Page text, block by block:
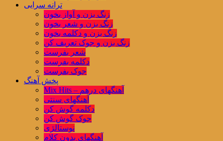
ترانه سرایی
زنگ بزن و آواز بخون
زنگ بزن و شعر بخون
زنگ بزن و دکلمه بخون
زنگ بزن و جوک تعریف کن
شعر بفرست
دکلمه بفرست
جوک بفرست
پخش آهنگ
Mix Hits – آهنگهای درهم
آهنگهای سنتی
دکلمه گوش کن
جوک گوش کن
نوستالژی
آهنگهای بدون کلام